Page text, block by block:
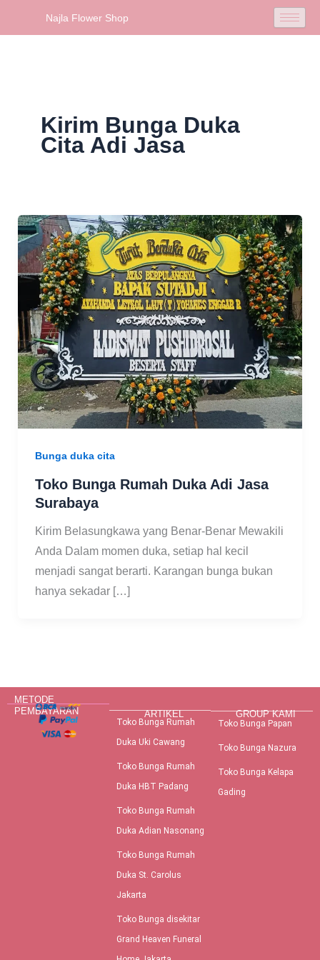
Najla Flower Shop
Kirim Bunga Duka
Cita Adi Jasa
Bunga duka cita
Toko Bunga Rumah Duka Adi Jasa
Surabaya
Kirim Belasungkawa yang Benar-Benar Mewakili
Anda Dalam momen duka, setiap hal kecil
menjadi sangat berarti. Karangan bunga bukan
hanya sekadar […]
METODE
PEMBAYARAN
ARTIKEL
Toko Bunga Rumah
Duka Uki Cawang
Toko Bunga Rumah
Duka HBT Padang
Toko Bunga Rumah
Duka Adian Nasonang
Toko Bunga Rumah
Duka St. Carolus
Jakarta
Toko Bunga disekitar
Grand Heaven Funeral
GROUP KAMI
Toko Bunga Papan
Toko Bunga Nazura
Toko Bunga Kelapa
Gading